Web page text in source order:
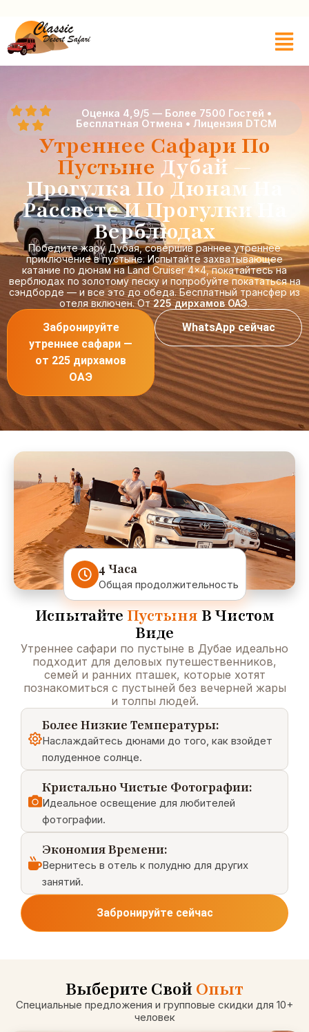
Оценка 4,9/5 — Более 7500 Гостей •
Бесплатная Отмена • Лицензия DTCM
Утреннее Сафари По
Пустыне Дубай —
Прогулка По Дюнам На
Рассвете И Прогулки На
Верблюдах
Победите жару Дубая, совершив раннее утреннее
приключение в пустыне. Испытайте захватывающее
катание по дюнам на Land Cruiser 4×4, покатайтесь на
верблюдах по золотому песку и попробуйте покататься на
сэндборде — и все это до обеда. Бесплатный трансфер из
отеля включен. От225 дирхамов ОАЭ.
Забронируйте
утреннее сафари —
от 225 дирхамов
ОАЭ
WhatsApp сейчас
4 Часа
Общая продолжительность
Испытайте Пустыня В Чистом
Виде
Утреннее сафари по пустыне в Дубае идеально
подходит для деловых путешественников,
семей и ранних пташек, которые хотят
познакомиться с пустыней без вечерней жары
и толпы людей.
Более Низкие Температуры:
Наслаждайтесь дюнами до того, как взойдет
полуденное солнце.
Кристально Чистые Фотографии:
Идеальное освещение для любителей
фотографии.
Экономия Времени:
Вернитесь в отель к полудню для других
занятий.
Забронируйте сейчас
Выберите СвойОпыт
Специальные предложения и групповые скидки для 10+
человек